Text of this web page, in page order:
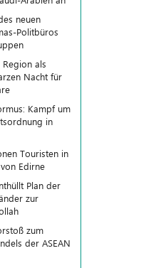
neuen
Politbüros
als
Nacht für
Kampf um
in
Touristen in
Edirne
Plan der
zur
zum
der ASEAN